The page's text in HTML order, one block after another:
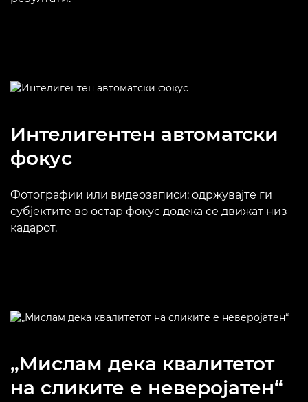
Интелигентен автоматски
фокус
Фотографии или видеозаписи: одржувајте ги
субјектите во остар фокус додека се движат низ
кадарот.
„Мислам дека квалитетот
на сликите е неверојатен“